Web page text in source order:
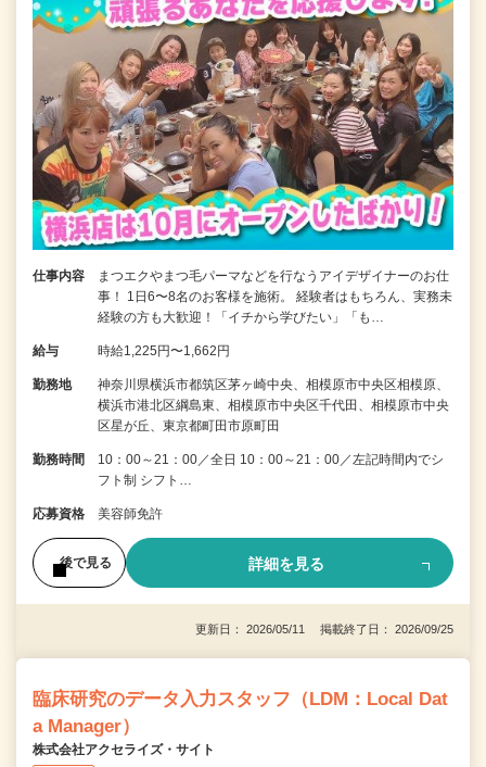
仕事内容
まつエクやまつ毛パーマなどを行なうアイデザイナーのお仕
事！ 1日6〜8名のお客様を施術。 経験者はもちろん、実務未
経験の方も大歓迎！「イチから学びたい」「も…
給与 時給1,225円〜1,662円
勤務地
神奈川県横浜市都筑区茅ヶ崎中央、相模原市中央区相模原、
横浜市港北区綱島東、相模原市中央区千代田、相模原市中央
区星が丘、東京都町田市原町田
勤務時間
10：00～21：00／全日 10：00～21：00／左記時間内でシ
フト制 シフト…
応募資格 美容師免許
後で見る 詳細を見る
更新日： 2026/05/11 掲載終了日： 2026/09/25
臨床研究のデータ入力スタッフ（LDM：Local Dat
a Manager）
株式会社アクセライズ・サイト